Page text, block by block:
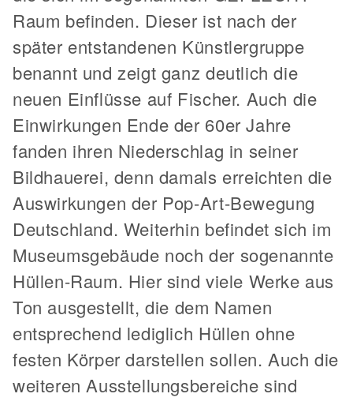
Raum befinden. Dieser ist nach der
später entstandenen Künstlergruppe
benannt und zeigt ganz deutlich die
neuen Einflüsse auf Fischer. Auch die
Einwirkungen Ende der 60er Jahre
fanden ihren Niederschlag in seiner
Bildhauerei, denn damals erreichten die
Auswirkungen der Pop-Art-Bewegung
Deutschland. Weiterhin befindet sich im
Museumsgebäude noch der sogenannte
Hüllen-Raum. Hier sind viele Werke aus
Ton ausgestellt, die dem Namen
entsprechend lediglich Hüllen ohne
festen Körper darstellen sollen. Auch die
weiteren Ausstellungsbereiche sind